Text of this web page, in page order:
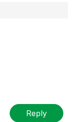
Reply